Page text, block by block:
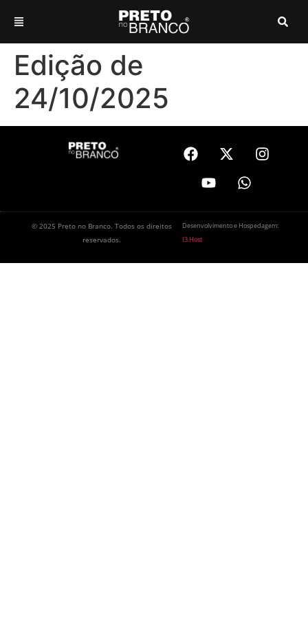
Edição de
24/10/2025
© 2025 Preto no Branco. Todos os direitos
reservados.
Desenvolvimento e Hospedagem:
I3.Host